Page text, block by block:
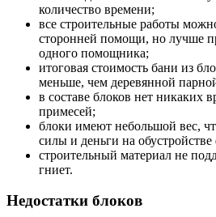
количество времени;
все строительные работы
сторонней помощи, но лучше
одного помощника;
итоговая стоимость бани из
меньше, чем деревянной
в составе блоков нет никаких
примесей;
блоки имеют небольшой вес,
силы и деньги на
строительный материал не
гниет.
Недостатки блоков